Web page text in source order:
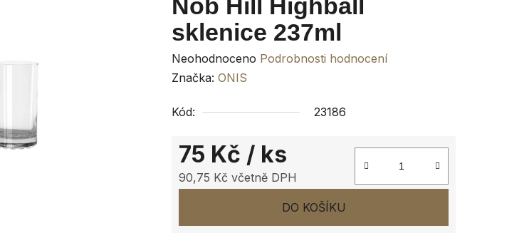
Nob Hill Highball
sklenice 237ml
Průměrné
hodnocení
je
hvězdiček.
Neohodnoceno Podrobnosti hodnocení
Značka: ONIS
Kód: 23186
75 Kč / ks
90,75 Kč včetně DPH
DO KOŠÍKU